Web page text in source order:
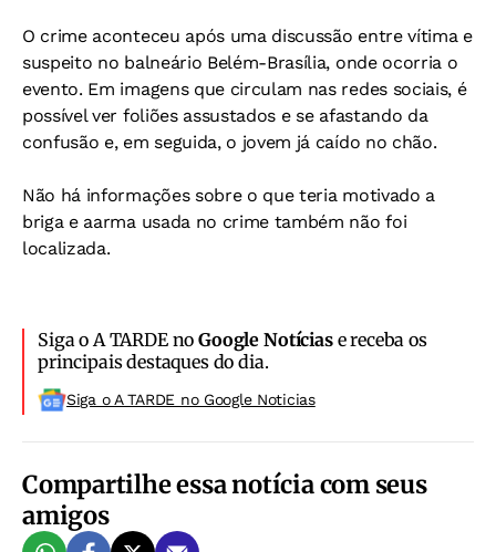
O crime aconteceu após uma discussão entre vítima e
suspeito no balneário Belém-Brasília, onde ocorria o
evento. Em imagens que circulam nas redes sociais, é
possível ver foliões assustados e se afastando da
confusão e, em seguida, o jovem já caído no chão.
Não há informações sobre o que teria motivado a
briga e aarma usada no crime também não foi
localizada.
Siga o A TARDE noGoogle Notíciase receba os
principais destaques do dia.
Siga o A TARDE no Google Noticias
Compartilhe essa notícia com seus
amigos